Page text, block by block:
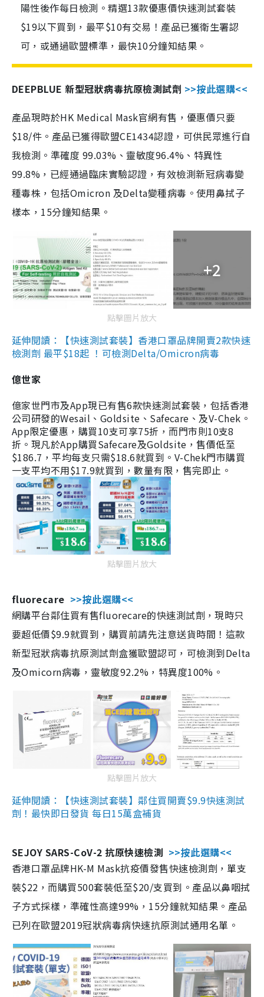
陽性後作每日檢測。精選13款優惠價快速測試套裝
$19以下買到，最平$10有交易！產品已獲衛生署認
可，或通過歐盟標準，最快10分鐘知結果。
DEEPBLUE 新型冠狀病毒抗原檢測試劑 >>按此選購<<
產品現時於HK Medical Mask官網有售，優惠價只要
$18/件。產品已獲得歐盟CE1434認證，可供民眾進行自
我檢測。準確度 99.03%、靈敏度96.4%、特異性
99.8%，已經通過臨床實驗認證，有效檢測新冠病毒變
種毒株，包括Omicron 及Delta變種病毒。使用鼻拭子
樣本，15分鐘知結果。
+2
點擊圖片放大
延伸閱讀：【快速測試套裝】香港口罩品牌開賣2款快速
檢測劑 最平$18起 ！可檢測Delta/Omicron病毒
億世家
億家世門市及App現已有售6款快速測試套裝，包括香港
公司研發的Wesail、Goldsite、Safecare、及V-Chek。
App限定優惠，購買10支可享75折，而門市則10支8
折。現凡於App購買Safecare及Goldsite，售價低至
$186.7，平均每支只需$18.6就買到。V-Chek門市購買
一支平均不用$17.9就買到，數量有限，售完即止。
點擊圖片放大
fluorecare >>按此選購<<
網購平台鄰住買有售fluorecare的快速測試劑，現時只
要超低價$9.9就買到，購買前請先注意送貨時間！這款
新型冠狀病毒抗原測試劑盒獲歐盟認可，可檢測到Delta
及Omicorn病毒，靈敏度92.2%，特異度100%。
點擊圖片放大
延伸閱讀：【快速測試套裝】鄰住買開賣$9.9快速測試
劑！最快即日發貨 每日15萬盒補貨
SEJOY SARS-CoV-2 抗原快速檢測 >>按此選購<<
香港口罩品牌HK-M Mask抗疫價發售快速檢測劑，單支
裝$22，而購買500套裝低至$20/支買到。產品以鼻咽拭
子方式採樣，準確性高達99%，15分鐘就知結果。產品
已列在歐盟2019冠狀病毒病快速抗原測試通用名單。